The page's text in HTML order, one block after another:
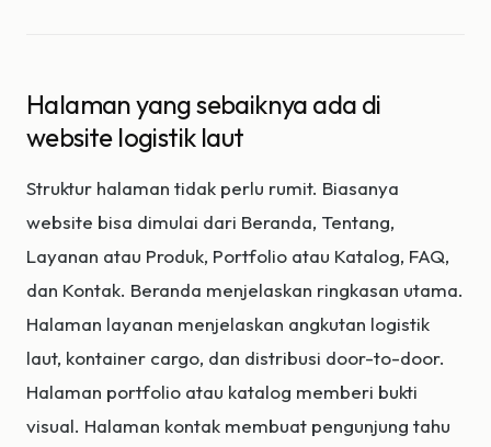
Halaman yang sebaiknya ada di
website logistik laut
Struktur halaman tidak perlu rumit. Biasanya
website bisa dimulai dari Beranda, Tentang,
Layanan atau Produk, Portfolio atau Katalog, FAQ,
dan Kontak. Beranda menjelaskan ringkasan utama.
Halaman layanan menjelaskan angkutan logistik
laut, kontainer cargo, dan distribusi door-to-door.
Halaman portfolio atau katalog memberi bukti
visual. Halaman kontak membuat pengunjung tahu